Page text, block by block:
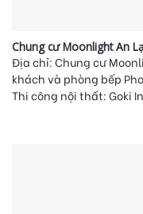
Chung cư Moonlight An
Địa chỉ: Chung cư
khách và phòng bếp
Thi công nội thất: Goki